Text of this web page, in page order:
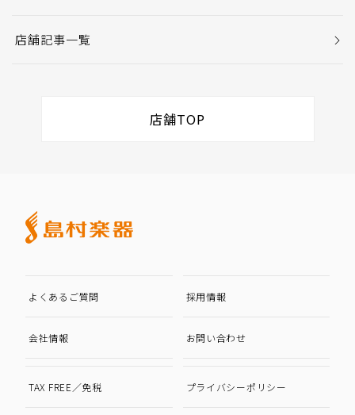
店舗記事一覧
店舗TOP
よくあるご質問 採用情報
会社情報 お問い合わせ
TAX FREE／免税 プライバシーポリシー